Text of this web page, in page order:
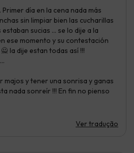
día en la cena nada más
sin limpiar bien las cucharillas
sucias … se lo dije a la
ese momento y su contestación
la dije estan todas así !!!
majos y tener una sonrisa y ganas
nada sonreír !!! En fin no pienso
Ver tradução